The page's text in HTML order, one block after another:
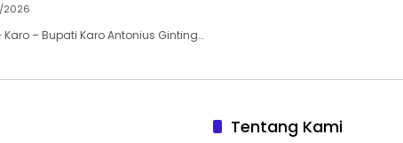
Karo – Bupati Karo Antonius Ginting…
Tentang Kami